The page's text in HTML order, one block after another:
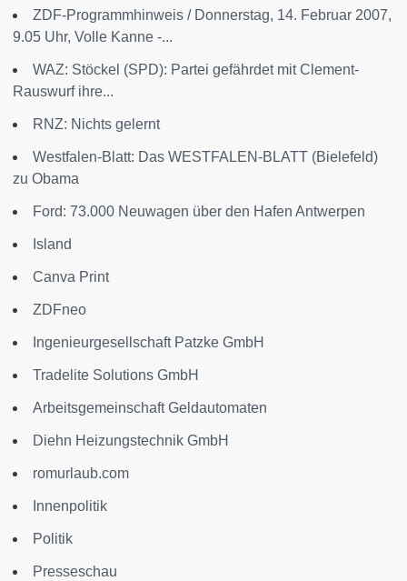
ZDF-Programmhinweis / Donnerstag, 14. Februar 2007,
9.05 Uhr, Volle Kanne -...
WAZ: Stöckel (SPD): Partei gefährdet mit Clement-
Rauswurf ihre...
RNZ: Nichts gelernt
Westfalen-Blatt: Das WESTFALEN-BLATT (Bielefeld)
zu Obama
Ford: 73.000 Neuwagen über den Hafen Antwerpen
Island
Canva Print
ZDFneo
Ingenieurgesellschaft Patzke GmbH
Tradelite Solutions GmbH
Arbeitsgemeinschaft Geldautomaten
Diehn Heizungstechnik GmbH
romurlaub.com
Innenpolitik
Politik
Presseschau